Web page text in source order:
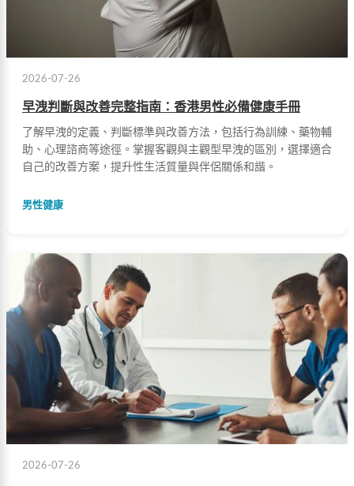
2026-07-26
早洩判斷與改善完整指南：香港男性必備健康手冊
了解早洩的定義、判斷標準與改善方法，包括行為訓練、藥物輔
助、心理諮商等途徑。掌握客觀與主觀型早洩的區別，選擇適合
自己的改善方案，提升性生活質量與伴侶關係和諧。
男性健康
2026-07-26